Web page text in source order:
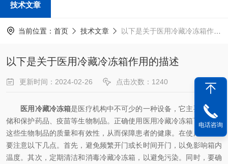
技术文章
当前位置： 首页 技术文章 以下是关于医用冷藏冷冻箱作用的描述
以下是关于医用冷藏冷冻箱作用的描述
更新时间：2024-02-26 点击次数：1240
医用冷藏冷冻箱是医疗机构中不可少的一种设备，它主要用于存
储和保护药品、疫苗等生物制品。正确使用医用冷藏冷冻箱可以确保
这些生物制品的质量和有效性，从而保障患者的健康。在使用时，需
要注意以下几点。首先，避免频繁开门或长时间开门，以免影响箱内
温度。其次，定期清洁和消毒冷藏冷冻箱，以避免污染。同时，要确
电话咨询